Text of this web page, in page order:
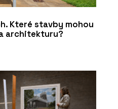
Které stavby mohou
architekturu?